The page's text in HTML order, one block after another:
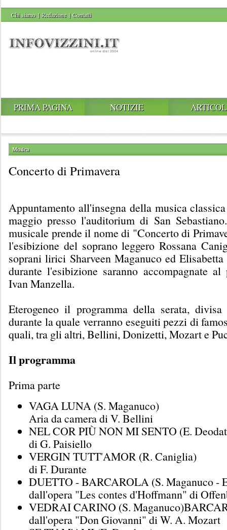
Chi siamo | Redazione | Contatti
PRIMA PAGINA NOTIZIE
Musica
Concerto di Primavera
Appuntamento all'insegna della musica
maggio presso l'auditorium di San
musicale prende il nome di "Concerto di
l'esibizione del soprano leggero Rossana
soprani lirici Sharveen Maganuco ed
durante l'esibizione saranno accompagnate al
Ivan Manzella.
Eterogeneo il programma della serata,
durante la quale verranno eseguiti pezzi di
quali, tra gli altri, Bellini, Donizetti, Mozart e
Il programma
Prima parte
VAGA LUNA (S. Maganuco)
Aria da camera di V. Bellini
NEL COR PIÙ NON MI SENTO (E.
di G. Paisiello
VERGIN TUTT'AMOR (R. Caniglia)
di F. Durante
DUETTO - BARCAROLA (S. Maganuco -
dall'opera "Les contes d'Hoffmann" di
VEDRAI CARINO (S.
dall'opera "Don Giovanni" di W. A. Mozart